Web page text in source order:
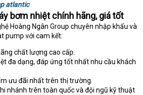
atlantic
bơm nhiệt chính hãng, giá tốt
Hoàng Ngân Group chuyên nhập khẩu và
pump với cam kết:
chất lượng cao cấp.
đa dạng, đáp ứng tốt nhất nhu cầu khách
ưu đãi nhất trên thị trường.
nhánh trên toàn quốc và đội ngũ kỹ thuật